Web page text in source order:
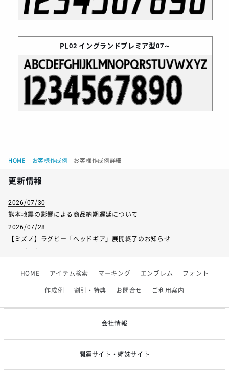
PL02 イングランドプレミア型07～
HOME お客様作成例 お客様作成例詳細
更新情報
2026/07/30
熊本地震の影響による商品納期遅延について
2026/07/28
【ミズノ】ラグビー「ヘッドギア」展開終了のお知らせ
2026/06/09
【アシックス】一部商品「生地の在庫限り」廃盤のお知らせ
HOME アイテム検索 マーキング エンブレム フォント
作成例 割引・特典 お問合せ ご利用案内
会社情報
関連サイト・姉妹サイト